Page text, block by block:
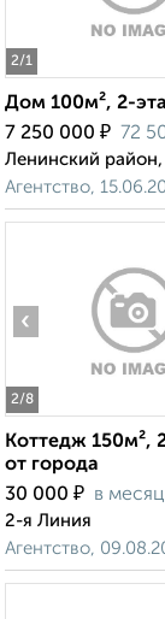
2/1
Дом 100м², 2-
7 250 000 ₽ 72
Ленинский
Агентство,
2/8
‹
Коттедж 150м²,
от города
30 000 ₽ в месяц
2-я Линия
Агентство,